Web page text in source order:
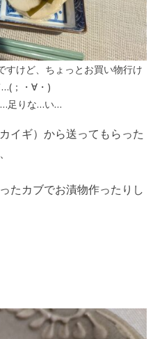
すけど、ちょっとお買い物行け
；・∀・)
足りな…い…
イギ）から送ってもらった
たカブでお漬物作ったりし